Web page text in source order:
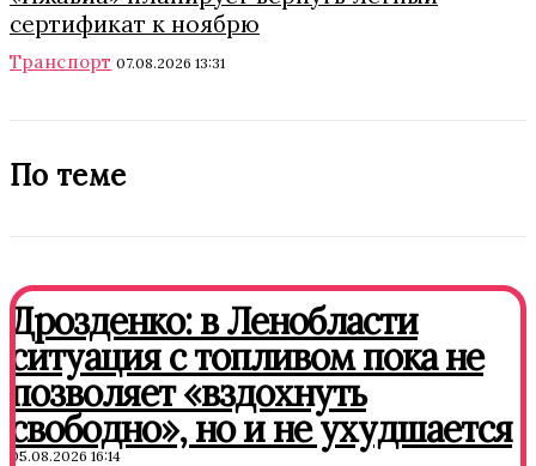
сертификат к ноябрю
Транспорт 07.08.2026 13:31
По теме
Дрозденко: в Ленобласти
ситуация с топливом пока не
позволяет «вздохнуть
свободно», но и не ухудшается
05.08.2026 16:14